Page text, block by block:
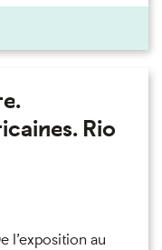
Rio
l’exposition au